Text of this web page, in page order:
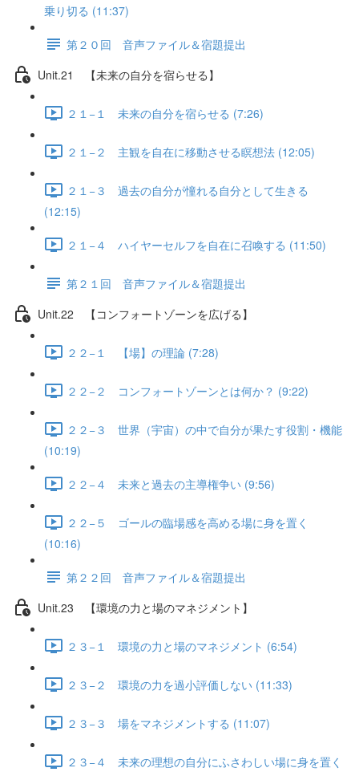
乗り切る (11:37)
第２０回 音声ファイル＆宿題提出
Unit.21 【未来の自分を宿らせる】
２１−１ 未来の自分を宿らせる (7:26)
２１−２ 主観を自在に移動させる瞑想法 (12:05)
２１−３ 過去の自分が憧れる自分として生きる
(12:15)
２１−４ ハイヤーセルフを自在に召喚する (11:50)
第２１回 音声ファイル＆宿題提出
Unit.22 【コンフォートゾーンを広げる】
２２−１ 【場】の理論 (7:28)
２２−２ コンフォートゾーンとは何か？ (9:22)
２２−３ 世界（宇宙）の中で自分が果たす役割・機能
(10:19)
２２−４ 未来と過去の主導権争い (9:56)
２２−５ ゴールの臨場感を高める場に身を置く
(10:16)
第２２回 音声ファイル＆宿題提出
Unit.23 【環境の力と場のマネジメント】
２３−１ 環境の力と場のマネジメント (6:54)
２３−２ 環境の力を過小評価しない (11:33)
２３−３ 場をマネジメントする (11:07)
２３−４ 未来の理想の自分にふさわしい場に身を置く